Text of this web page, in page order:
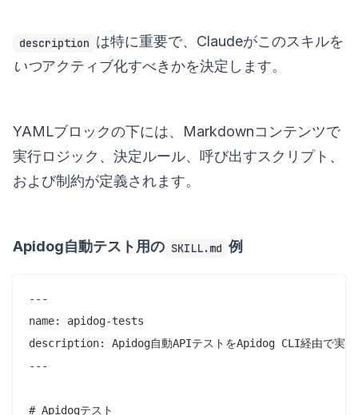
description は特に重要で、Claudeがこのスキルを
いつアクティブ化すべきかを決定します。
YAMLブロックの下には、Markdownコンテンツで
実行ロジック、決定ルール、呼び出すスクリプト、
および制約が定義されます。
Apidog自動テスト用の SKILL.md 例
---
name: apidog-tests
description: Apidog自動APIテストをApidog CLI経由で実行し
---
# Apidogテスト